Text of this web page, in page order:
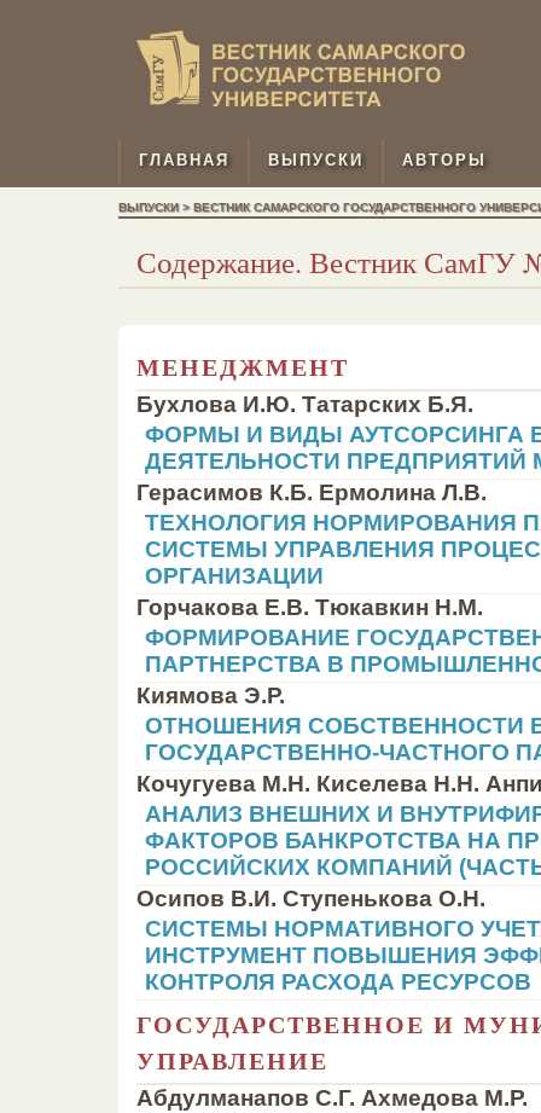
ГЛАВНАЯ ВЫПУСКИ АВТОРЫ
ВЫПУСКИ > ВЕСТНИК САМАРСКОГО ГОСУДАРСТВЕННОГО
Содержание. Вестник СамГУ
МЕНЕДЖМЕНТ
Бухлова И.Ю. Татарских Б.Я.
ФОРМЫ И ВИДЫ АУТСОРСИНГА
ДЕЯТЕЛЬНОСТИ
Герасимов К.Б. Ермолина Л.В.
ТЕХНОЛОГИЯ НОРМИРОВАНИЯ
СИСТЕМЫ УПРАВЛЕНИЯ
ОРГАНИЗАЦИИ
Горчакова Е.В. Тюкавкин Н.М.
ФОРМИРОВАНИЕ
ПАРТНЕРСТВА В
Киямова Э.Р.
ОТНОШЕНИЯ СОБСТВЕННОСТИ
ГОСУДАРСТВЕННО-ЧАСТНОГО
Кочугуева М.Н. Киселева Н.Н.
АНАЛИЗ ВНЕШНИХ И
ФАКТОРОВ БАНКРОТСТВА НА
РОССИЙСКИХ КОМПАНИЙ (ЧАСТЬ
Осипов В.И. Ступенькова О.Н.
СИСТЕМЫ НОРМАТИВНОГО
ИНСТРУМЕНТ ПОВЫШЕНИЯ
КОНТРОЛЯ РАСХОДА РЕСУРСОВ
ГОСУДАРСТВЕННОЕ И
УПРАВЛЕНИЕ
Абдулманапов С.Г. Ахмедова М.Р.